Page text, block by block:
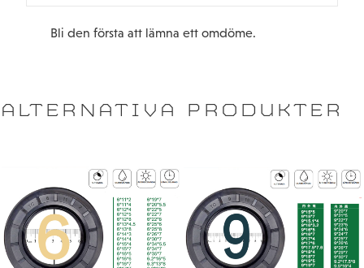
Bli den första att lämna ett omdöme.
ALTERNATIVA PRODUKTER